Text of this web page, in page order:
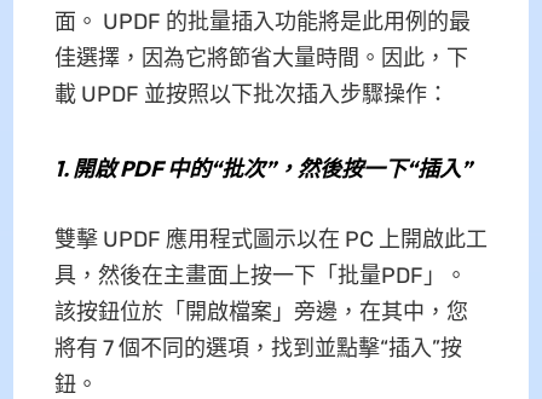
面。 UPDF 的批量插入功能將是此用例的最
佳選擇，因為它將節省大量時間。因此，下
載 UPDF 並按照以下批次插入步驟操作：
1.開啟 PDF 中的“批次”，然後按一下“插入”
雙擊 UPDF 應用程式圖示以在 PC 上開啟此工
具，然後在主畫面上按一下「批量PDF」。
該按鈕位於「開啟檔案」旁邊，在其中，您
將有 7 個不同的選項，找到並點擊“插入”按
鈕。